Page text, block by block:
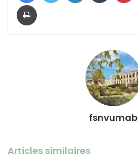
Imprimer
fsnvumab
Articles similaires